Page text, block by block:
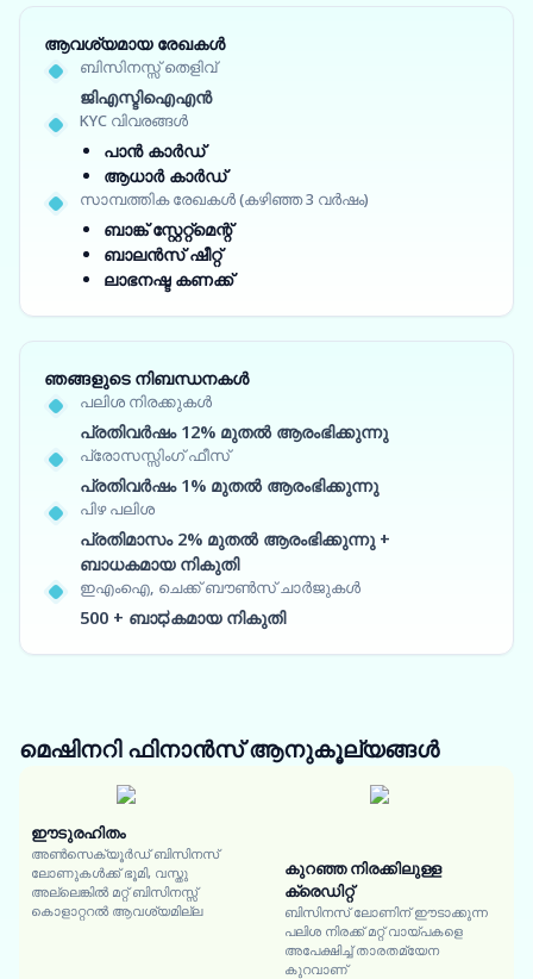
ആവശ്യമായ രേഖകൾ
ബിസിനസ്സ് തെളിവ്
ജിഎസ്ടിഐഎൻ
KYC വിവരങ്ങൾ
പാൻ കാർഡ്
ആധാർ കാർഡ്
സാമ്പത്തിക രേഖകൾ (കഴിഞ്ഞ 3 വർഷം)
ബാങ്ക് സ്റ്റേറ്റ്‌മെന്റ്
ബാലൻസ് ഷീറ്റ്
ലാഭനഷ്ട കണക്ക്
ഞങ്ങളുടെ നിബന്ധനകൾ
പലിശ നിരക്കുകൾ
പ്രതിവർഷം 12% മുതൽ ആരംഭിക്കുന്നു
പ്രോസസ്സിംഗ് ഫീസ്
പ്രതിവർഷം 1% മുതൽ ആരംഭിക്കുന്നു
പിഴ പലിശ
പ്രതിമാസം 2% മുതൽ ആരംഭിക്കുന്നു +
ബാധകമായ നികുതി
ഇഎംഐ, ചെക്ക് ബൗൺസ് ചാർജുകൾ
500 + ബാಧകമായ നികുതി
മെഷിനറി ഫിനാൻസ്ആനുകൂല്യങ്ങൾ
ഈടുരഹിതം
അൺസെക്യൂർഡ് ബിസിനസ്
ലോണുകൾക്ക് ഭൂമി, വസ്തു
അല്ലെങ്കിൽ മറ്റ് ബിസിനസ്സ്
കൊളാറ്ററൽ ആവശ്യമില്ല
കുറഞ്ഞ നിരക്കിലുള്ള
ക്രെഡിറ്റ്
ബിസിനസ് ലോണിന് ഈടാക്കുന്ന
പലിശ നിരക്ക് മറ്റ് വായ്പകളെ
അപേക്ഷിച്ച് താരതമ്യേന
കുറവാണ്